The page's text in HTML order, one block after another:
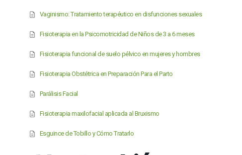
Vaginismo: Tratamiento terapéutico en disfunciones sexuales
Fisioterapia en la Psicomotricidad de Niños de 3 a 6 meses
Fisioterapia funcional de suelo pélvico en mujeres y hombres
Fisioterapia Obstétrica en Preparación Para el Parto
Parálisis Facial
Fisioterapia maxilofacial aplicada al Bruxismo
Esguince de Tobillo y Cómo Tratarlo